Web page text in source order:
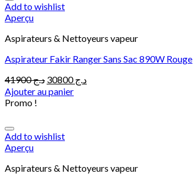
Add to wishlist
Aperçu
Aspirateurs & Nettoyeurs vapeur
Aspirateur Fakir Ranger Sans Sac 890W Rouge
د.ج41900
Le
prix
د.ج30800
Le
Ajouter au panier
Promo !
Add to wishlist
Aperçu
Aspirateurs & Nettoyeurs vapeur